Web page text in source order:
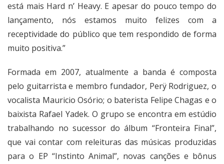
está mais Hard n’ Heavy. E apesar do pouco tempo do
lançamento, nós estamos muito felizes com a
receptividade do público que tem respondido de forma
muito positiva.”
Formada em 2007, atualmente a banda é composta
pelo guitarrista e membro fundador, Perÿ Rodriguez, o
vocalista Mauricio Osório; o baterista Felipe Chagas e o
baixista Rafael Yadek. O grupo se encontra em estúdio
trabalhando no sucessor do álbum “Fronteira Final”,
que vai contar com releituras das músicas produzidas
para o EP “Instinto Animal”, novas canções e bônus